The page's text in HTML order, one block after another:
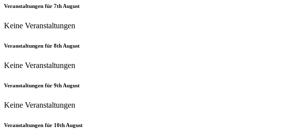
Veranstaltungen für 7th August
Keine Veranstaltungen
Veranstaltungen für 8th August
Keine Veranstaltungen
Veranstaltungen für 9th August
Keine Veranstaltungen
Veranstaltungen für 10th August